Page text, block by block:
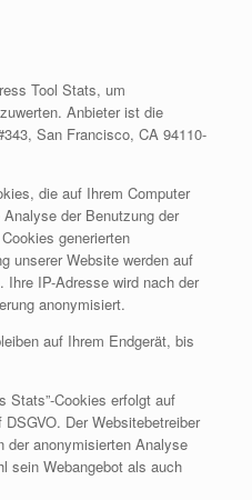
Tool Stats, um
Anbieter ist die
San Francisco, CA 94110-
die auf Ihrem Computer
der Benutzung der
generierten
unserer Website werden auf
IP-Adresse wird nach der
anonymisiert.
auf Ihrem Endgerät, bis
Stats”-Cookies erfolgt auf
Der Websitebetreiber
der anonymisierten Analyse
sein Webangebot als auch